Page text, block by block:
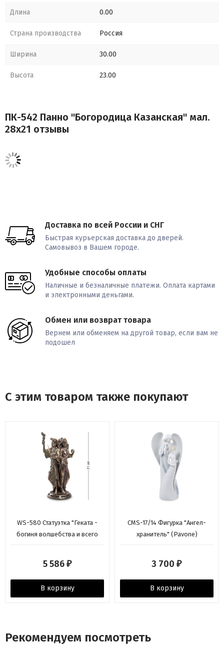
Длина 0.00
Страна производства Россия
Ширина 30.00
Высота 23.00
ПК-542 Панно "Богородица Казанская" мал.
28х21 отзывы
Доставка по всей России и СНГ
Быстрая курьерская доставка до дверей.
Самовывоз в Вашем городе.
Удобные способы оплаты
Наличные и безналичные платежи. Оплата картами
и электронными деньгами.
Обмен или возврат товара
Вернем или обменяем на другой товар, если вам не
подошел
С этим товаром также покупают
WS-580 Статуэтка "Геката -
богиня волшебства и всего
5 586 ₽
В корзину
CMS-17/14 Фигурка "Ангел-
хранитель" (Pavone)
3 700 ₽
В корзину
Рекомендуем посмотреть